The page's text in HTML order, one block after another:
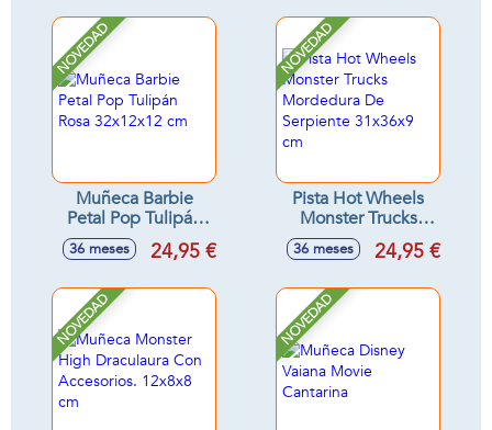
cm
NOVEDAD
Muñeca Barbie
Petal Pop Tulipán
Rosa 32x12x12 cm
36 meses 24,95 €
NOVEDAD
Pista Hot Wheels
Monster Trucks
Mordedura De
Serpiente 31x36x9
36 meses 24,95 €
NOVEDAD NOVEDAD